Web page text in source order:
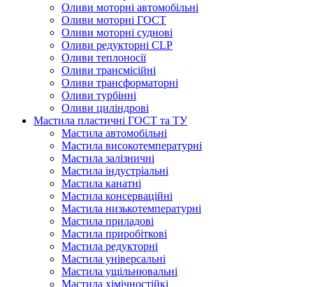
Оливи моторні автомобільні
Оливи моторні ГОСТ
Оливи моторні суднові
Оливи редукторні CLP
Оливи теплоносії
Оливи трансмісійні
Оливи трансформаторні
Оливи турбінні
Оливи циліндрові
Мастила пластичні ГОСТ та ТУ
Мастила автомобільні
Мастила високотемпературні
Мастила залізничні
Мастила індустріальні
Мастила канатні
Мастила консерваційні
Мастила низькотемпературні
Мастила приладові
Мастила приробіткові
Мастила редукторні
Мастила універсальні
Мастила ущільнювальні
Мастила хімічностійкі